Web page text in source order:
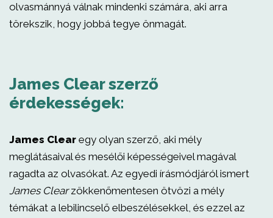
olvasmánnyá válnak mindenki számára, aki arra
törekszik, hogy jobbá tegye önmagát.
James Clear szerző
érdekességek:
James Clear egy olyan szerző, aki mély
meglátásaival és mesélői képességeivel magával
ragadta az olvasókat. Az egyedi írásmódjáról ismert
James Clearzökkenőmentesen ötvözi a mély
témákat a lebilincselő elbeszélésekkel, és ezzel az